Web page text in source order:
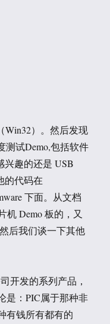
Win32）。然后发现
测试Demo,包括软件
兴趣的还是 USB
的代码在
下面。从文档
机 Demo 板的，又
后我们谈一下其他
开发的系列产品，
是：PIC属于那种非
有钱所有都有的